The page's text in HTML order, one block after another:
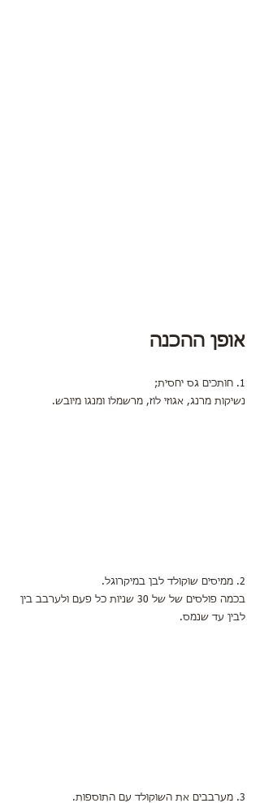
אופן ההכנה
1. חותכים גס יחסית;
נשיקות מרנג, אגוזי לוז, מרשמלו ומנגו מיובש.
2. ממיסים שוקולד לבן במיקרוגל.
בכמה פולסים של של 30 שניות כל פעם ולערבב בין
לבין עד שנמס.
3. מערבבים את השוקולד עם התוספות.